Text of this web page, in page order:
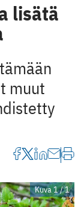
lisätä
muut
Kuva 1 / 1